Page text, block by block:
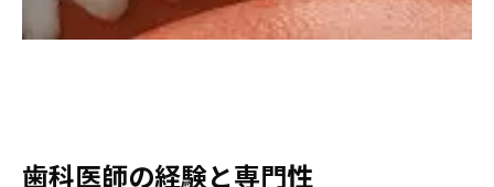
歯科医師の経験と専門性